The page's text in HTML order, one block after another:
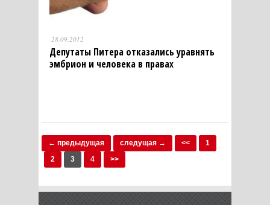
28.09.2012
Депутаты Питера отказались уравнять
эмбрион и человека в правах
← предыдущая следущая → <<
1
2
3 4 >>